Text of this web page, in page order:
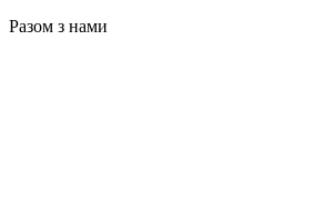
Разом з нами